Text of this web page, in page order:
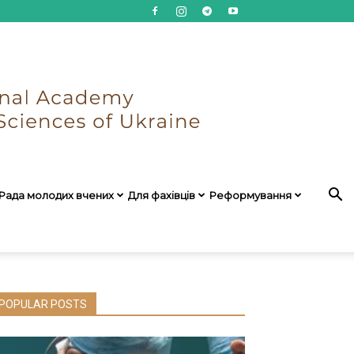
Рада молодих вчених Для фахівців Реформування
POPULAR POSTS